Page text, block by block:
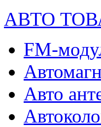
АВТО
FM-
Авто